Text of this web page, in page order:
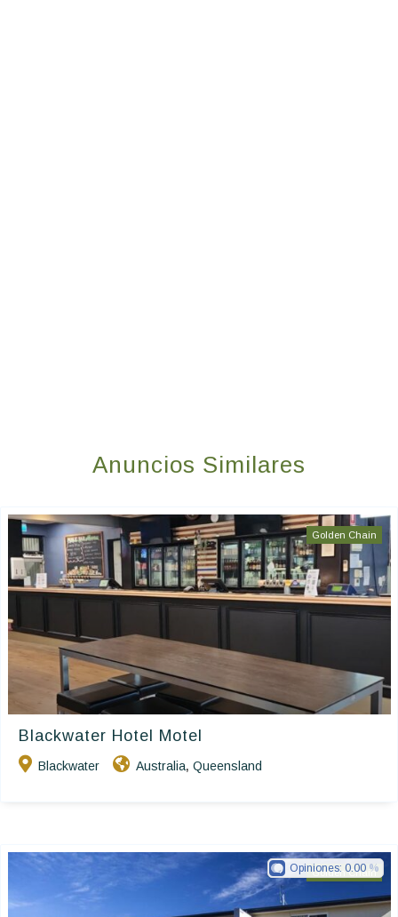
Anuncios Similares
Golden Chain
Blackwater Hotel Motel
Blackwater Australia, Queensland
Golden Chain
Opiniones: 0.00